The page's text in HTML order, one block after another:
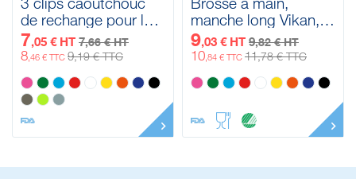
de rechange pour les
supports 1011x et
1013x
7,05 € HT 7,66 € HT
8,46 € TTC 9,19 € TTC
manche long Vikan,
415 mm, Dur
9,03 € HT 9,82 € HT
10,84 € TTC 11,78 € TTC